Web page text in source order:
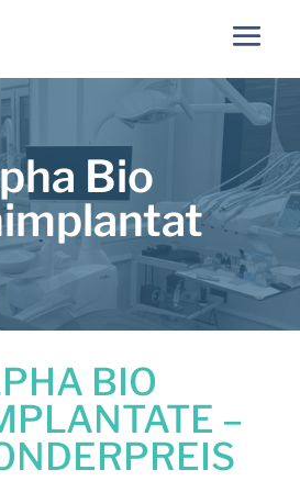
Bio
BIO
–